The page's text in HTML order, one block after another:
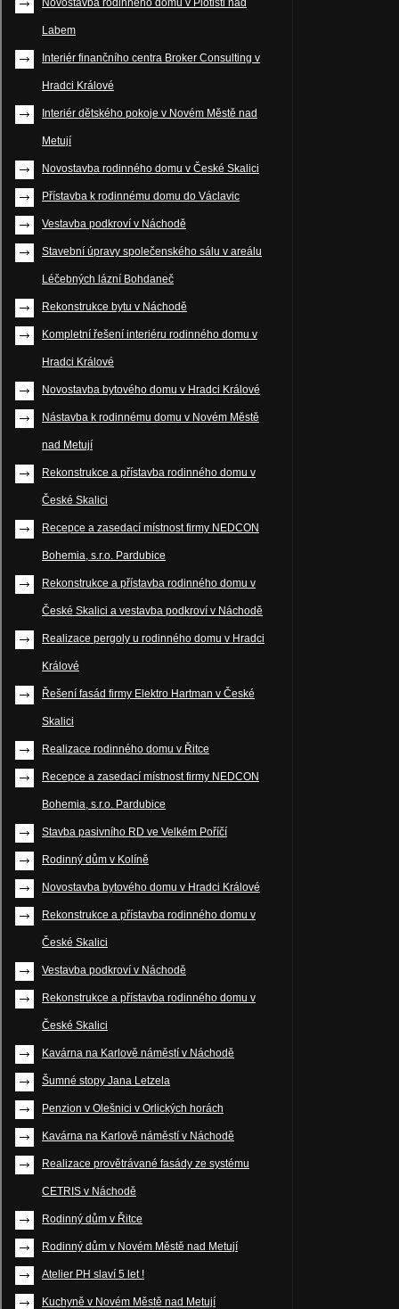
Novostavba rodinného domu v Plotišti nad
Labem
Interiér finančního centra Broker Consulting v
Hradci Králové
Interiér dětského pokoje v Novém Městě nad
Metují
Novostavba rodinného domu v České Skalici
Přístavba k rodinnému domu do Václavic
Vestavba podkroví v Náchodě
Stavební úpravy společenského sálu v areálu
Léčebných lázní Bohdaneč
Rekonstrukce bytu v Náchodě
Kompletní řešení interiéru rodinného domu v
Hradci Králové
Novostavba bytového domu v Hradci Králové
Nástavba k rodinnému domu v Novém Městě
nad Metují
Rekonstrukce a přístavba rodinného domu v
České Skalici
Recepce a zasedací místnost firmy NEDCON
Bohemia, s.r.o. Pardubice
Rekonstrukce a přístavba rodinného domu v
České Skalici a vestavba podkroví v Náchodě
Realizace pergoly u rodinného domu v Hradci
Králové
Řešení fasád firmy Elektro Hartman v České
Skalici
Realizace rodinného domu v Řitce
Recepce a zasedací místnost firmy NEDCON
Bohemia, s.r.o. Pardubice
Stavba pasivního RD ve Velkém Poříčí
Rodinný dům v Kolíně
Novostavba bytového domu v Hradci Králové
Rekonstrukce a přístavba rodinného domu v
České Skalici
Vestavba podkroví v Náchodě
Rekonstrukce a přístavba rodinného domu v
České Skalici
Kavárna na Karlově náměstí v Náchodě
Šumné stopy Jana Letzela
Penzion v Olešnici v Orlických horách
Kavárna na Karlově náměstí v Náchodě
Realizace provětrávané fasády ze systému
CETRIS v Náchodě
Rodinný dům v Řitce
Rodinný dům v Novém Městě nad Metují
Atelier PH slaví 5 let !
Kuchyně v Novém Městě nad Metují